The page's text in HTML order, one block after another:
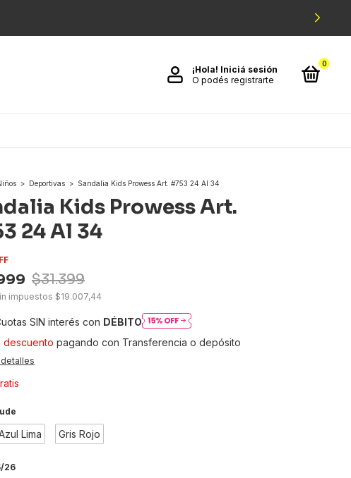
¡Hola! Iniciá sesión
O podés registrarte
0
> Deportivas > Sandalia Kids Prowess Art. #753 24 Al 34
Kids Prowess Art.
24 Al 34
$31.399
impuestos $19.007,44
SIN interés con DÉBITO
descuento pagando con Transferencia o depósito
Lima Gris Rojo
26